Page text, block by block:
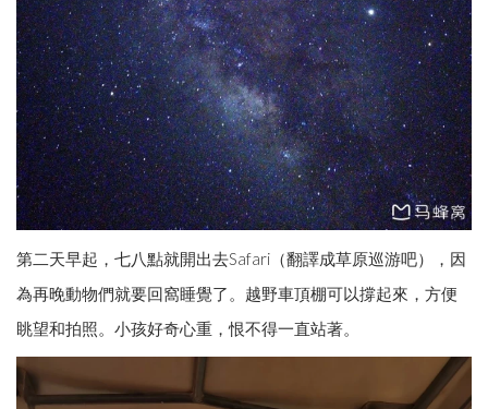
第二天早起，七八點就開出去Safari（翻譯成草原巡游吧），因
為再晚動物們就要回窩睡覺了。越野車頂棚可以撐起來，方便
眺望和拍照。小孩好奇心重，恨不得一直站著。